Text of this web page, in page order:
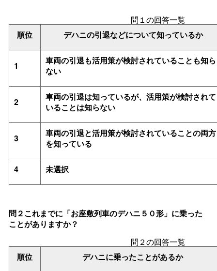
順位 デハニの引退などについて知っているか
問１の回答一覧
1
車両の引退も活用策が検討されていることも知ら
ない
2
車両の引退は知っているが、活用策が検討されて
いることは知らない
3
車両の引退と活用策が検討されていることの両方
を知っている
4 未選択
問２これまでに「お座敷列車のデハニ５０形」に乗った
ことがありますか？
順位 デハニに乗ったことがあるか
問２の回答一覧